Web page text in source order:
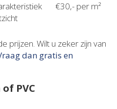
€30,- per m²
prijzen. Wilt u zeker zijn van
dan gratis en
PVC